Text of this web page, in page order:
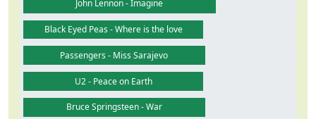
John Lennon - Imagine
Black Eyed Peas - Where is the love
Passengers - Miss Sarajevo
U2 - Peace on Earth
Bruce Springsteen - War